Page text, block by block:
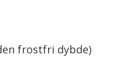
frostfri dybde)